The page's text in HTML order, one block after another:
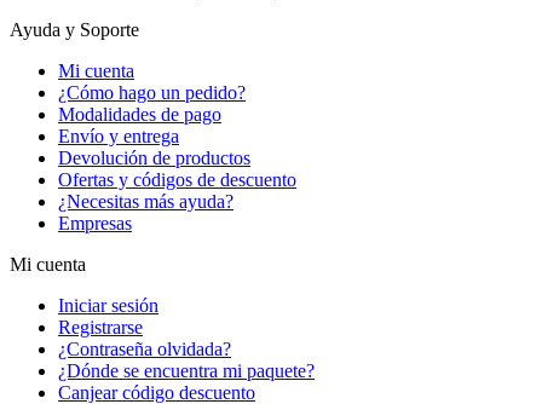
Ayuda y Soporte
Mi cuenta
¿Cómo hago un pedido?
Modalidades de pago
Envío y entrega
Devolución de productos
Ofertas y códigos de descuento
¿Necesitas más ayuda?
Empresas
Mi cuenta
Iniciar sesión
Registrarse
¿Contraseña olvidada?
¿Dónde se encuentra mi paquete?
Canjear código descuento